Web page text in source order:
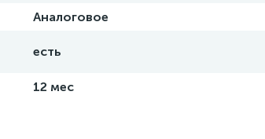
Аналоговое
есть
12 мес